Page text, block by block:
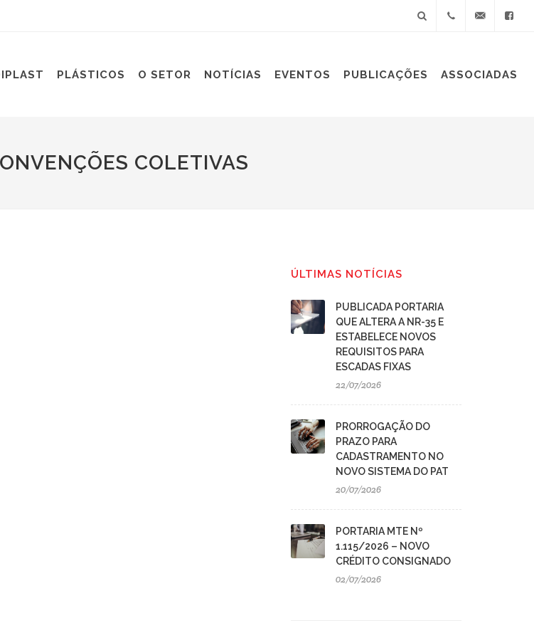
3060-
PLÁSTICOS O SETOR NOTÍCIAS EVENTOS PUBLICAÇÕES ASSOCIADAS
COLETIVAS
ÚLTIMAS NOTÍCIAS
PUBLICADA PORTARIA
QUE ALTERA A NR-35 E
ESTABELECE NOVOS
REQUISITOS PARA
ESCADAS FIXAS
22/07/2026
PRORROGAÇÃO DO
PRAZO PARA
CADASTRAMENTO NO
NOVO SISTEMA DO PAT
20/07/2026
PORTARIA MTE Nº
1.115/2026 – NOVO
CRÉDITO CONSIGNADO
02/07/2026